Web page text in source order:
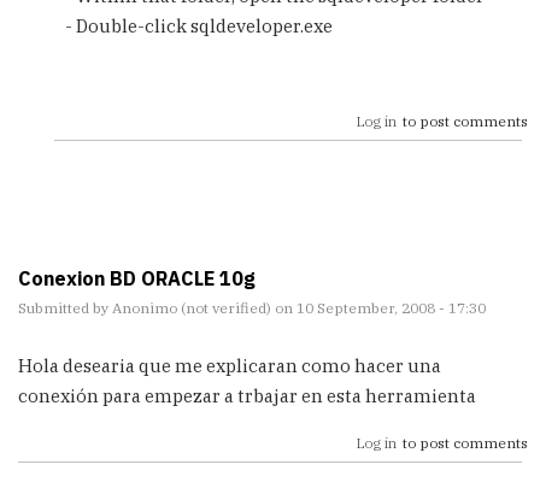
- Double-click sqldeveloper.exe
Log in to post comments
Conexion BD ORACLE 10g
Submitted by Anonimo (not verified) on 10 September, 2008 - 17:30
Hola desearia que me explicaran como hacer una
conexión para empezar a trbajar en esta herramienta
Log in to post comments